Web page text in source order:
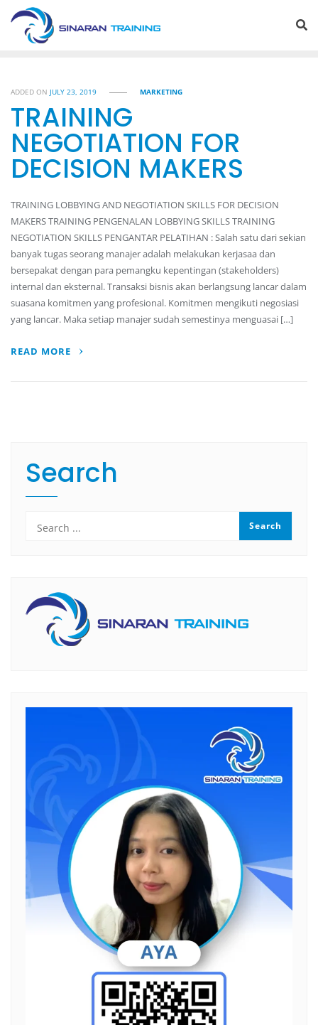
Skip
content
ADDED ON JULY 23, 2019 MARKETING
TRAINING
NEGOTIATION FOR
DECISION MAKERS
TRAINING LOBBYING AND NEGOTIATION SKILLS FOR DECISION
MAKERS TRAINING PENGENALAN LOBBYING SKILLS TRAINING
NEGOTIATION SKILLS PENGANTAR PELATIHAN : Salah satu dari sekian
banyak tugas seorang manajer adalah melakukan kerjasaa dan
bersepakat dengan para pemangku kepentingan (stakeholders)
internal dan eksternal. Transaksi bisnis akan berlangsung lancar dalam
suasana komitmen yang profesional. Komitmen mengikuti negosiasi
yang lancar. Maka setiap manajer sudah semestinya menguasai […]
READ MORE
Search